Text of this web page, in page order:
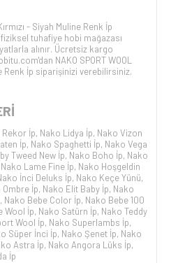
- Siyah Muline Renk İp
tuhafiye hobi mağazası
alınır. Ücretsiz kargo
NAKO SPORT WOOL
Renk İp siparişinizi verebilirsiniz.
Rekor İp, Nako Lidya İp, Nako Vizon
İp, Nako Spaghetti İp, Nako Vega
Tweed New İp, Nako Boho İp, Nako
Nako Lame Fine İp, Nako Hoşgeldin
İnci Deluks İp, Nako Keçe Yünü,
Ombre İp, Nako Elit Baby İp, Nako
, Nako Bebe Color İp, Nako Bebe 100
Wool İp, Nako Satürn İp, Nako Teddy
Wool İp, Nako Superlambs İp,
Süper İnci İp, Nako Şenet İp, Nako
Astra İp, Nako Angora Lüks İp,
İp